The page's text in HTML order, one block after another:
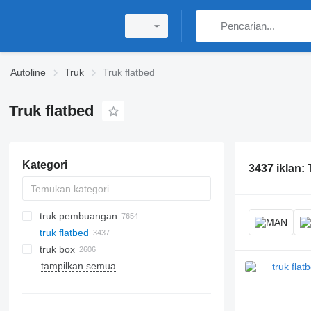
Autoline Truk Truk flatbed
Truk flatbed
Kategori
truk pembuangan
truk flatbed
truk box
tampilkan semua
3437 iklan: